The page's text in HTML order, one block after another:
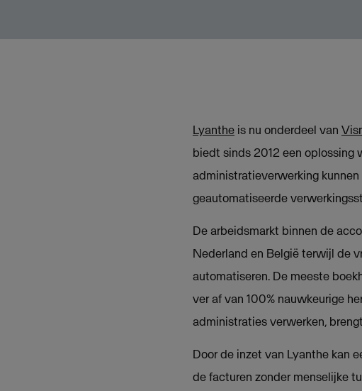
Lyanthe is nu onderdeel van
biedt sinds 2012 een oplossing
administratieverwerking
geautomatiseerde
De arbeidsmarkt binnen de
Nederland en België terwijl de
automatiseren. De meeste
ver af van 100% nauwkeurige
administraties verwerken,
Door de inzet van Lyanthe kan
de facturen zonder menselijke